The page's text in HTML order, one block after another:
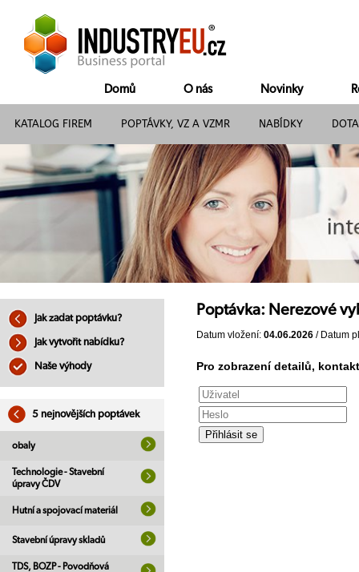
Domů O nás Novinky
KATALOG FIREM POPTÁVKY, VZ A VZMR NABÍDKY
Jak zadat poptávku?
Jak vytvořit nabídku?
Naše výhody
5 nejnovějších poptávek
obaly
Technologie - Stavební
úpravy ČDV
Hutní a spojovací materiál
Stavební úpravy skladů
TDS, BOZP - Povodňová
Poptávka: Nerezové
Datum vložení: 04.06.2026 / Datum
Pro zobrazení detailů,